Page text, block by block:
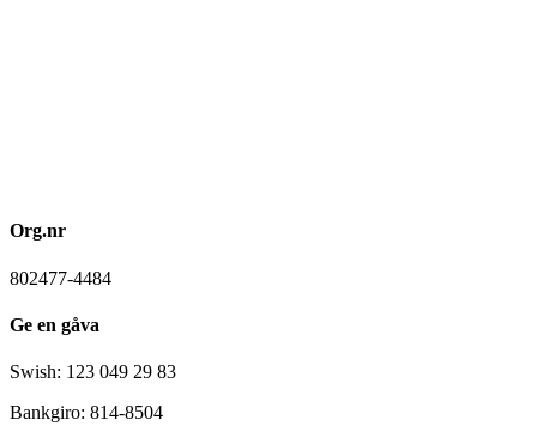
Org.nr
802477-4484
Ge en gåva
Swish: 123 049 29 83
Bankgiro: 814-8504